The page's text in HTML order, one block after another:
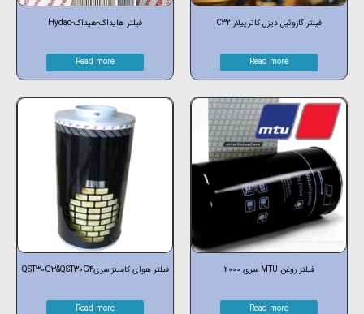
فیلتر گازوئیل دیزل کاترپیلار C32
Read more
فیلتر هایداک-هیداک-Hydac
Read more
فیلتر روغن MTU سری 2000
Read more
فیلتر هوای کامینز سریQST30G3&QST30G4
Read more